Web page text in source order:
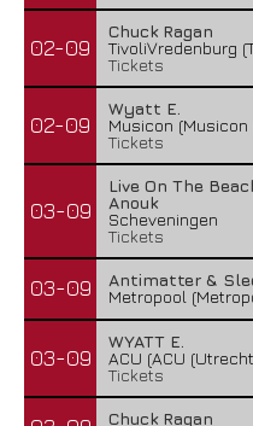
02-09
Chuck Ragan
TivoliVredenburg
Tickets
02-09
Wyatt E.
Musicon (Musicon
Tickets
03-09
Live On The
Anouk
Scheveningen
Tickets
03-09
Antimatter &
Metropool
03-09
WYATT E.
ACU (ACU
Tickets
Chuck Ragan